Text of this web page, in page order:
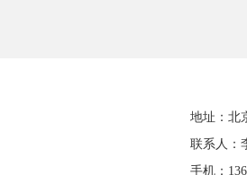
地址：北
联系人：
手机：